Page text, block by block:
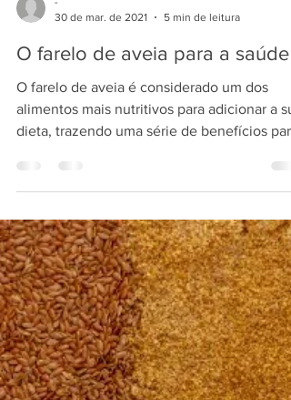
30 de mar. de 2021
O farelo de aveia para a saúde
O farelo de aveia é considerado um dos
alimentos mais nutritivos para adicionar a
dieta, trazendo uma série de benefícios para